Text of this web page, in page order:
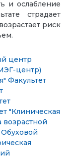
и ослабление
страдает
риск
центр
центр)
Факультет
"Клиническая
возрастной